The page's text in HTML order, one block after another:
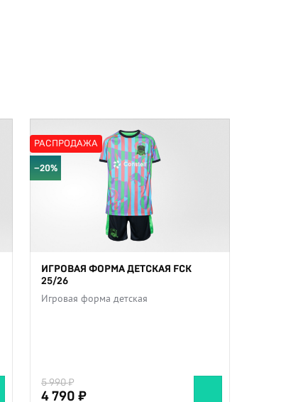
РАСПРОДАЖА
−20%
ИГРОВАЯ ФОРМА ДЕТСКАЯ FCK
25/26
Игровая форма детская
5 990
4 790